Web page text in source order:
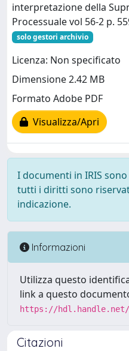
interpretazione della
Processuale vol 56-2 p.
solo gestori archivio
Licenza: Non specificato
Dimensione 2.42 MB
Formato Adobe PDF
Visualizza/Apri
I documenti in IRIS
tutti i diritti sono
indicazione.
Informazioni
Utilizza questo
link a questo
https://hdl.handle.net/
Citazioni